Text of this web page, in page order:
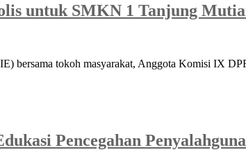
untuk SMKN 1 Tanjung
bersama tokoh masyarakat, Anggota Komisi IX
Pencegahan